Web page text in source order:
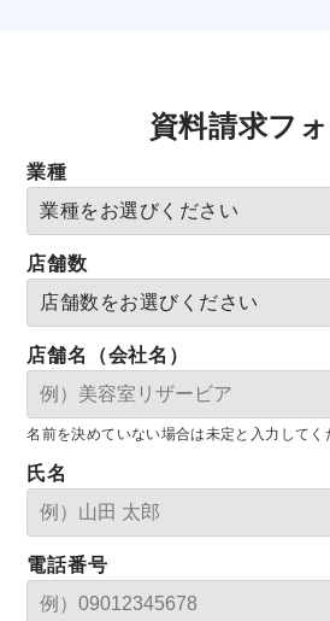
資料請求フ
業種
店舗数
店舗名（会社名）
名前を決めていない場合は未定と入力してく
氏名
電話番号